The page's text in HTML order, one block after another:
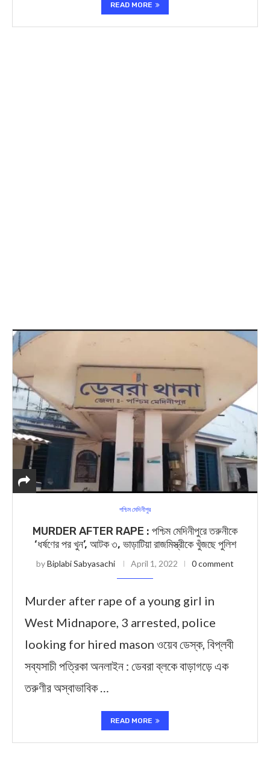
READ MORE
পশ্চিম মেদিনীপুর
MURDER AFTER RAPE : পশ্চিম মেদিনীপুরে তরুনীকে
‘ধর্ষণের পর খুন’, আটক ৩, ভাড়াটিয়া রাজমিস্ত্রীকে খুঁজছে পুলিশ
byBiplabi Sabyasachi April 1, 2022 0 comment
Murder after rape of a young girl in
West Midnapore, 3 arrested, police
looking for hired mason ওয়েব ডেস্ক, বিপ্লবী
সব্যসাচী পত্রিকা অনলাইন : ডেবরা ব্লকে বাড়াগড়ে এক
তরুণীর অস্বাভাবিক …
READ MORE